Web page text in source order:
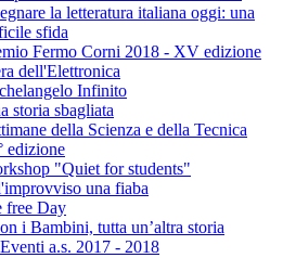
la letteratura italiana oggi: una
sfida
Fermo Corni 2018 - XV edizione
dell'Elettronica
Infinito
storia sbagliata
della Scienza e della Tecnica
edizione
"Quiet for students"
una fiaba
free Day
i Bambini, tutta un’altra storia
a.s. 2017 - 2018